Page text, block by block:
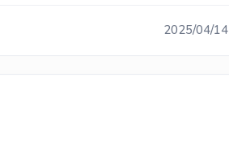
2025/04/14